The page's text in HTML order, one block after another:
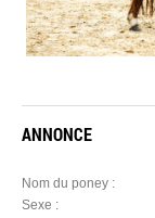
ANNONCE
Nom du poney :
Sexe :